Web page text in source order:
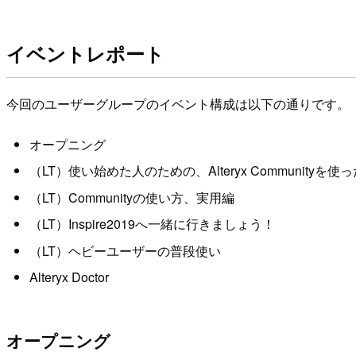
イベントレポート
今回のユーザーグループのイベント構成は以下の通りです。
オープニング
（LT）使い始めた人のための、Alteryx Communityを使
（LT）Communityの使い方、実用編
（LT）Inspire2019へ一緒に行きましょう！
（LT）ヘビーユーザーの普段使い
Alteryx Doctor
オープニング